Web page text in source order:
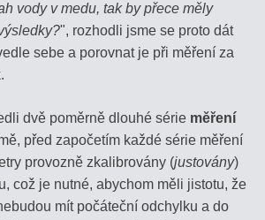
vody v medu, tak by přece měly
", rozhodli jsme se proto dát
sebe a porovnat je při měření za
dvě poměrně dlouhé série měření
před započetím každé série měření
provozně zkalibrovány (justovány)
což je nutné, abychom měli jistotu, že
mít počáteční odchylku a do